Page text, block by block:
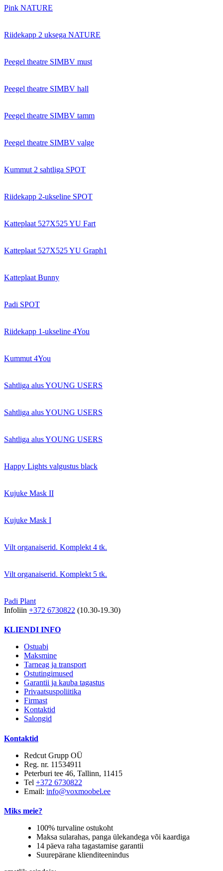
Pink NATURE
Riidekapp 2 uksega NATURE
Peegel theatre SIMBV must
Peegel theatre SIMBV hall
Peegel theatre SIMBV tamm
Peegel theatre SIMBV valge
Kummut 2 sahtliga SPOT
Riidekapp 2-ukseline SPOT
Katteplaat 527X525 YU Fart
Katteplaat 527X525 YU Graph1
Katteplaat Bunny
Padi SPOT
Riidekapp 1-ukseline 4You
Kummut 4You
Sahtliga alus YOUNG USERS
Sahtliga alus YOUNG USERS
Sahtliga alus YOUNG USERS
Happy Lights valgustus black
Kujuke Mask II
Kujuke Mask I
Vilt organaiserid. Komplekt 4 tk.
Vilt organaiserid. Komplekt 5 tk.
Padi Plant
Infoliin +372 6730822 (10.30-19.30)
KLIENDI INFO
Ostuabi
Maksmine
Tarneag ja transport
Ostutingimused
Garantii ja kauba tagastus
Privaatsuspoliitika
Firmast
Kontaktid
Salongid
Kontaktid
Redcut Grupp OÜ
Reg. nr. 11534911
Peterburi tee 46, Tallinn, 11415
Tel +372 6730822
Email: info@voxmoobel.ee
Miks meie?
100% turvaline ostukoht
Maksa sularahas, panga ülekandega või kaardiga
14 päeva raha tagastamise garantii
Suurepärane klienditeenindus